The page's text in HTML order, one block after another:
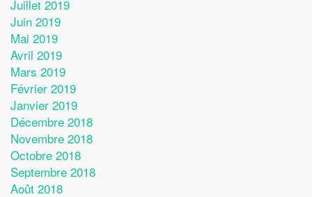
Juillet 2019
Juin 2019
Mai 2019
Avril 2019
Mars 2019
Février 2019
Janvier 2019
Décembre 2018
Novembre 2018
Octobre 2018
Septembre 2018
Août 2018